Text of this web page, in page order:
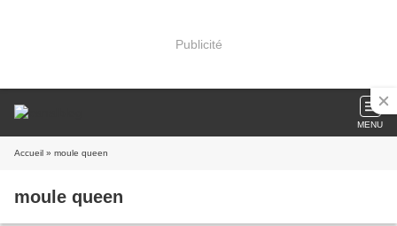
Publicité
MENU
Accueil » moule queen
moule queen